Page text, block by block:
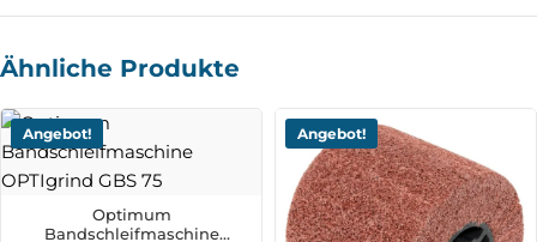
Ähnliche Produkte
Angebot!
Optimum
Bandschleifmaschine
Angebot!